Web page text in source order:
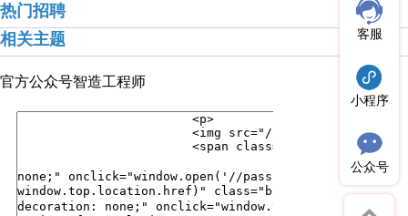
热门招聘
相关主题
官方公众号智造工程师
客服
小程序
公众号